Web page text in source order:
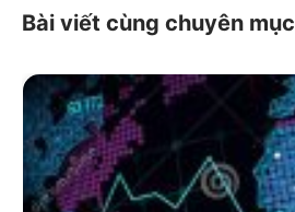
Bài viết cùng chuyên mục